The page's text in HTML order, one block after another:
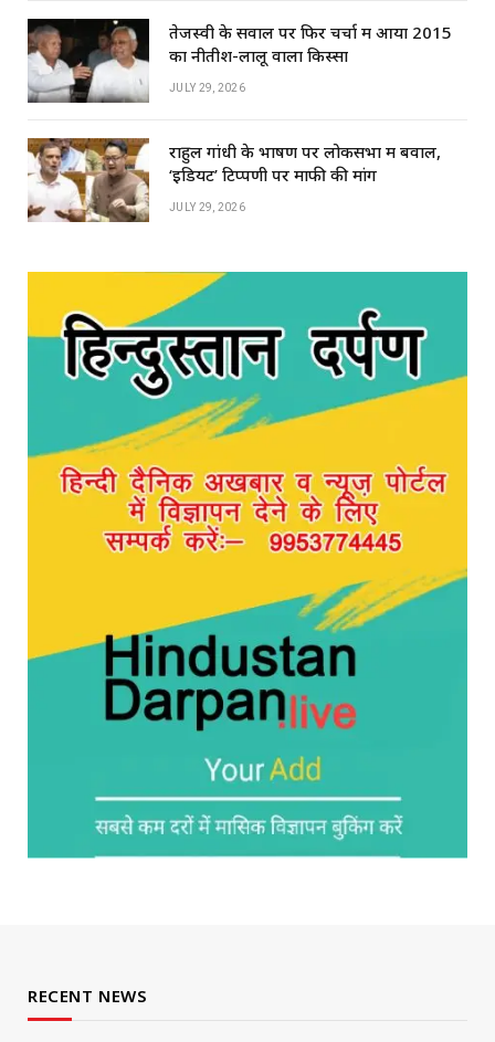
तेजस्वी के सवाल पर फिर चर्चा में आया 2015
का नीतीश-लालू वाला किस्सा
JULY 29, 2026
राहुल गांधी के भाषण पर लोकसभा में बवाल,
‘इडियट’ टिप्पणी पर माफी की मांग
JULY 29, 2026
RECENT NEWS